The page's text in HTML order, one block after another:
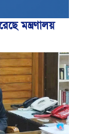
মন্ত্রণালয়